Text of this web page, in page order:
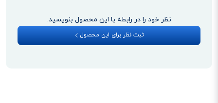
نظر خود را در رابطه با این محصول بنویسید.
ثبت نظر برای این محصول